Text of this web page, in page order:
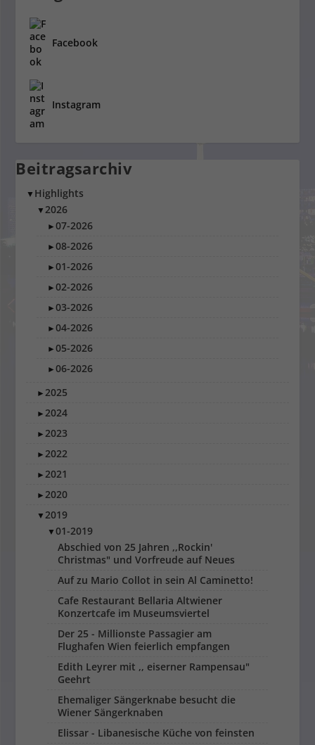
Facebook
Instagram
Beitragsarchiv
▼ Highlights
▼2026
►07-2026
►08-2026
►01-2026
►02-2026
►03-2026
►04-2026
►05-2026
►06-2026
►2025
►2024
►2023
►2022
►2021
►2020
▼2019
▼01-2019
Abschied von 25 Jahren ,,Rockin'
Christmas" und Vorfreude auf Neues
Auf zu Mario Collot in sein Al Caminetto!
Cafe Restaurant Bellaria Altwiener
Konzertcafe im Museumsviertel
Der 25 - Millionste Passagier am
Flughafen Wien feierlich empfangen
Edith Leyrer mit ,, eiserner Rampensau"
Geehrt
Ehemaliger Sängerknabe besucht die
Wiener Sängerknaben
Elissar - Libanesische Küche von feinsten